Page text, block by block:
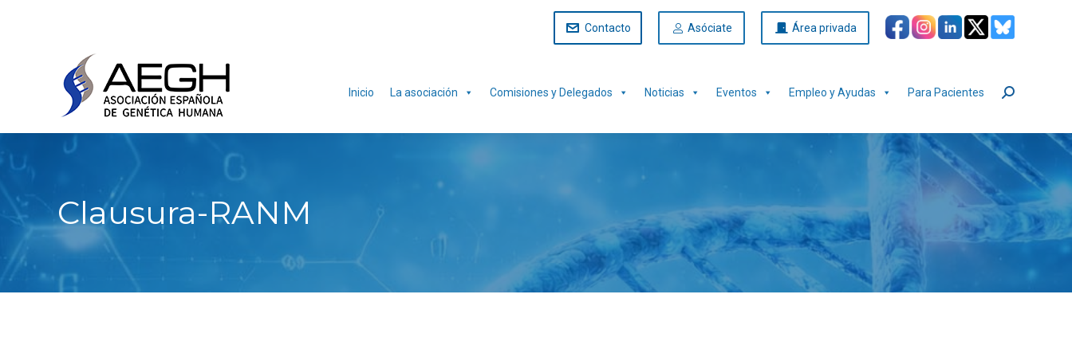
Contacto Asóciate Área privada
Inicio La asociación Comisiones y Delegados Noticias Eventos Empleo y Ayudas Para Pacientes Buscar:
Clausura-RANM